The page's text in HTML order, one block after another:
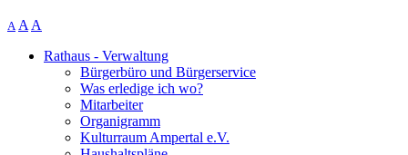
A A A
Rathaus - Verwaltung
Bürgerbüro und Bürgerservice
Was erledige ich wo?
Mitarbeiter
Organigramm
Kulturraum Ampertal e.V.